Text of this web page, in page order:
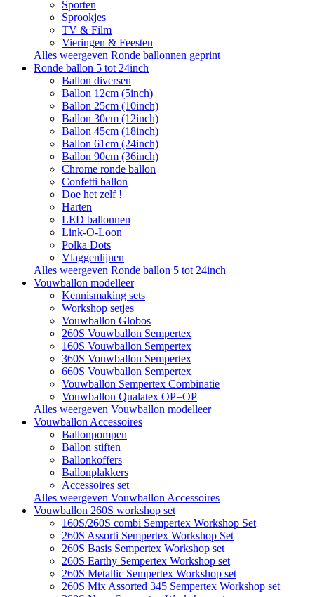
Sporten
Sprookjes
TV & Film
Vieringen & Feesten
Alles weergeven Ronde ballonnen geprint
Ronde ballon 5 tot 24inch
Ballon diversen
Ballon 12cm (5inch)
Ballon 25cm (10inch)
Ballon 30cm (12inch)
Ballon 45cm (18inch)
Ballon 61cm (24inch)
Ballon 90cm (36inch)
Chrome ronde ballon
Confetti ballon
Doe het zelf !
Harten
LED ballonnen
Link-O-Loon
Polka Dots
Vlaggenlijnen
Alles weergeven Ronde ballon 5 tot 24inch
Vouwballon modelleer
Kennismaking sets
Workshop setjes
Vouwballon Globos
260S Vouwballon Sempertex
160S Vouwballon Sempertex
360S Vouwballon Sempertex
660S Vouwballon Sempertex
Vouwballon Sempertex Combinatie
Vouwballon Qualatex OP=OP
Alles weergeven Vouwballon modelleer
Vouwballon Accessoires
Ballonpompen
Ballon stiften
Ballonkoffers
Ballonplakkers
Accessoires set
Alles weergeven Vouwballon Accessoires
Vouwballon 260S workshop set
160S/260S combi Sempertex Workshop Set
260S Assorti Sempertex Workshop Set
260S Basis Sempertex Workshop set
260S Earthy Sempertex Workshop set
260S Metallic Sempertex Workshop set
260S Mix Assorted 345 Sempertex Workshop set